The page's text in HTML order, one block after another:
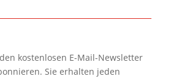
kostenlosen E-Mail-Newsletter
Sie erhalten jeden